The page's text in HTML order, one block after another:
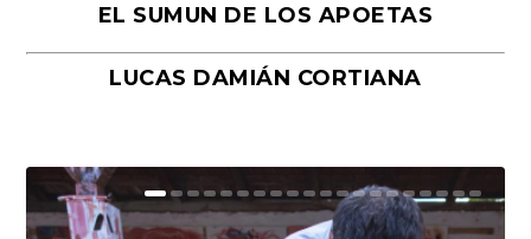
EL SUMUN DE LOS APOETAS
LUCAS DAMIÁN CORTIANA